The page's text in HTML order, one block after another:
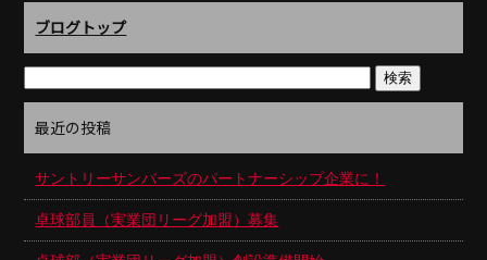
ブログトップ
最近の投稿
サントリーサンバーズのパートナーシップ企業に！
卓球部員（実業団リーグ加盟）募集